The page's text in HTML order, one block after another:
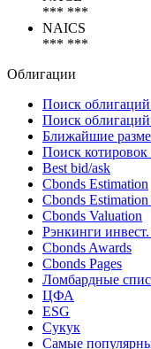
Коды
*** ***
*** ***
Облигации
Поиск
Поиск
Ближайшие
Поиск котировок
Best bid/ask
Cbonds Estimation
Cbonds Estimation
Cbonds Valuation
Рэнкинги инвест.
Cbonds Awards
Cbonds Pages
Ломбардные